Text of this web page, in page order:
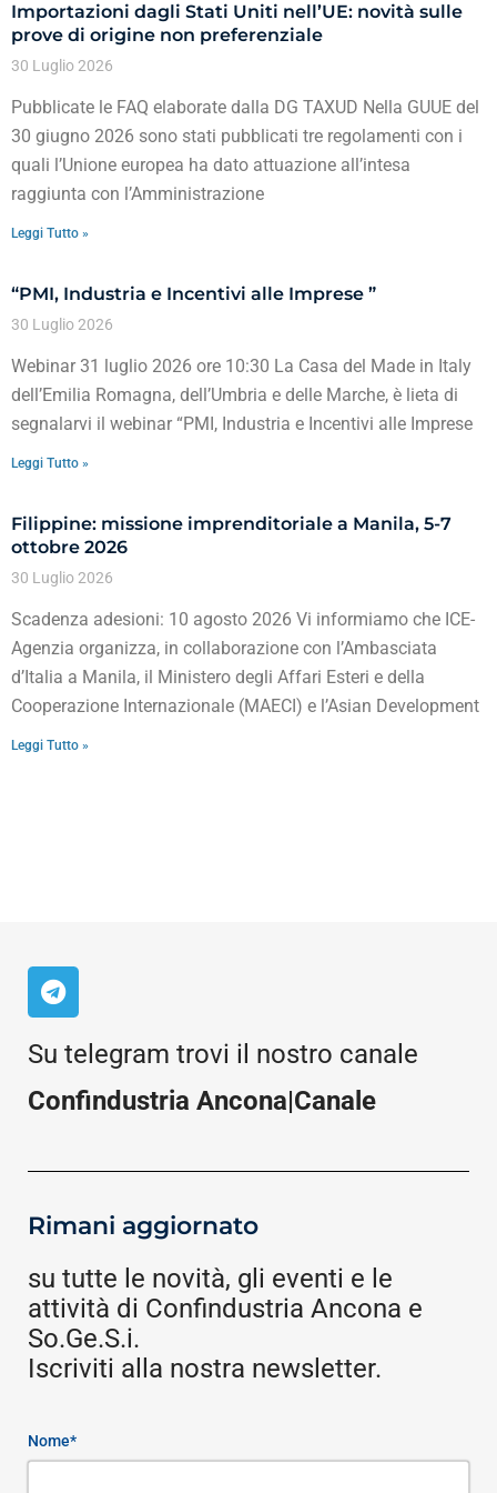
Importazioni dagli Stati Uniti nell’UE: novità sulle
prove di origine non preferenziale
30 Luglio 2026
Pubblicate le FAQ elaborate dalla DG TAXUD Nella GUUE del
30 giugno 2026 sono stati pubblicati tre regolamenti con i
quali l’Unione europea ha dato attuazione all’intesa
raggiunta con l’Amministrazione
Leggi Tutto »
“PMI, Industria e Incentivi alle Imprese ”
30 Luglio 2026
Webinar 31 luglio 2026 ore 10:30 La Casa del Made in Italy
dell’Emilia Romagna, dell’Umbria e delle Marche, è lieta di
segnalarvi il webinar “PMI, Industria e Incentivi alle Imprese
Leggi Tutto »
Filippine: missione imprenditoriale a Manila, 5-7
ottobre 2026
30 Luglio 2026
Scadenza adesioni: 10 agosto 2026 Vi informiamo che ICE-
Agenzia organizza, in collaborazione con l’Ambasciata
d’Italia a Manila, il Ministero degli Affari Esteri e della
Cooperazione Internazionale (MAECI) e l’Asian Development
Leggi Tutto »
Su telegram trovi il nostro canale
Confindustria Ancona|Canale
Rimani aggiornato
su tutte le novità, gli eventi e le
attività di Confindustria Ancona e
So.Ge.S.i.
Iscriviti alla nostra newsletter.
Nome*